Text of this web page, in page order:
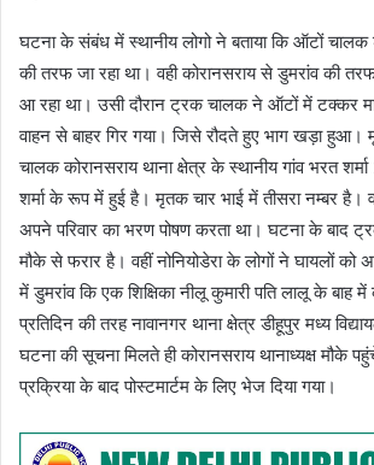
घटना के संबंध में स्थानीय लोगो ने बताया कि ऑटों चालक
की तरफ जा रहा था। वही कोरानसराय से डुमरांव की
आ रहा था। उसी दौरान ट्रक चालक ने ऑटों में टक्कर
वाहन से बाहर गिर गया। जिसे रौदते हुए भाग खड़ा
चालक कोरानसराय थाना क्षेत्र के स्थानीय गांव भरत शर्मा
शर्मा के रूप में हुई है। मृतक चार भाई में तीसरा नम्बर है।
अपने परिवार का भरण पोषण करता था। घटना के बाद
मौके से फरार है। वहीं नोनियोडेरा के लोगों ने घायलों को
में डुमरांव कि एक शिक्षिका नीलू कुमारी पति लालू के बाह
प्रतिदिन की तरह नावानगर थाना क्षेत्र डीहूपुर मध्य
घटना की सूचना मिलते ही कोरानसराय थानाध्यक्ष मौके
प्रक्रिया के बाद पोस्टमार्टम के लिए भेज दिया गया।